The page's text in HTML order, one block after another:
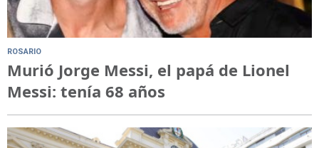
ROSARIO
Murió Jorge Messi, el papá de Lionel
Messi: tenía 68 años